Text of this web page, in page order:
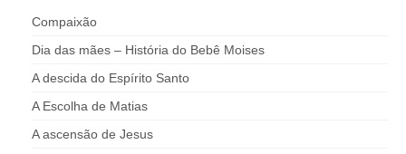
Compaixão
Dia das mães – História do Bebê Moises
A descida do Espírito Santo
A Escolha de Matias
A ascensão de Jesus